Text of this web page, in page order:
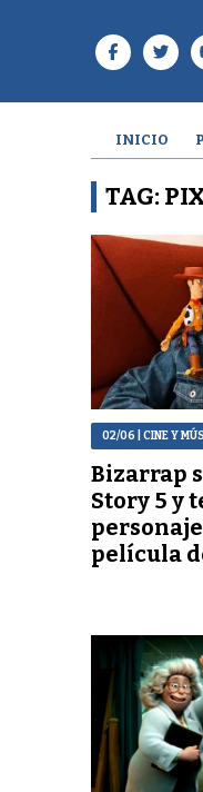
INICIO
TAG:
02/06 | CINE Y
Bizarrap
Story 5 y
película